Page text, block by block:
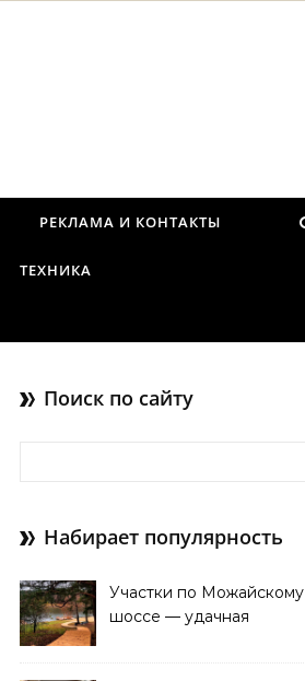
РЕКЛАМА И КОНТАКТЫ
ТЕХНИКА
Поиск по сайту
Набирает популярность
Участки по Можайскому
шоссе — удачная